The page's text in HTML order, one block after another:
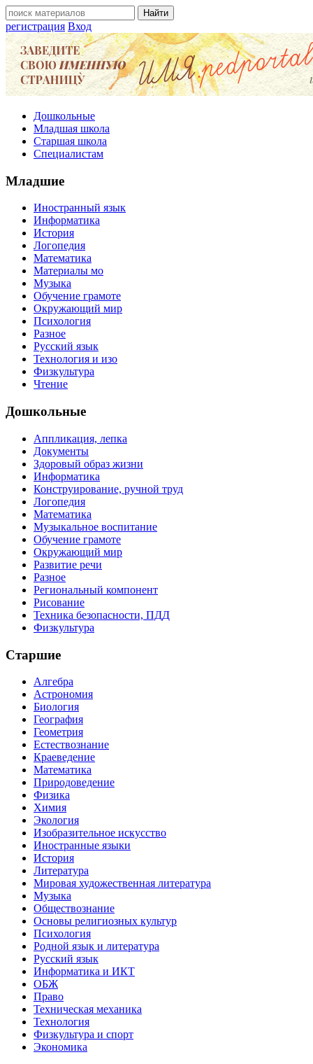
регистрация Вход
Дошкольные
Младшая школа
Старшая школа
Специалистам
Младшие
Иностранный язык
Информатика
История
Логопедия
Математика
Материалы мо
Музыка
Обучение грамоте
Окружающий мир
Психология
Разное
Русский язык
Технология и изо
Физкультура
Чтение
Дошкольные
Аппликация, лепка
Документы
Здоровый образ жизни
Информатика
Конструирование, ручной труд
Логопедия
Математика
Музыкальное воспитание
Обучение грамоте
Окружающий мир
Развитие речи
Разное
Региональный компонент
Рисование
Техника безопасности, ПДД
Физкультура
Старшие
Алгебра
Астрономия
Биология
География
Геометрия
Естествознание
Краеведение
Математика
Природоведение
Физика
Химия
Экология
Изобразительное искусство
Иностранные языки
История
Литература
Мировая художественная литература
Музыка
Обществознание
Основы религиозных культур
Психология
Родной язык и литература
Русский язык
Информатика и ИКТ
ОБЖ
Право
Техническая механика
Технология
Физкультура и спорт
Экономика